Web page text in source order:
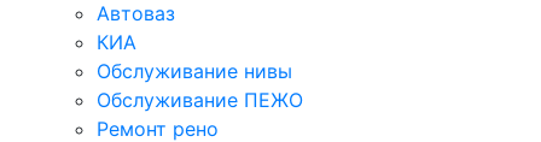
Автоваз
КИА
Обслуживание нивы
Обслуживание ПЕЖО
Ремонт рено